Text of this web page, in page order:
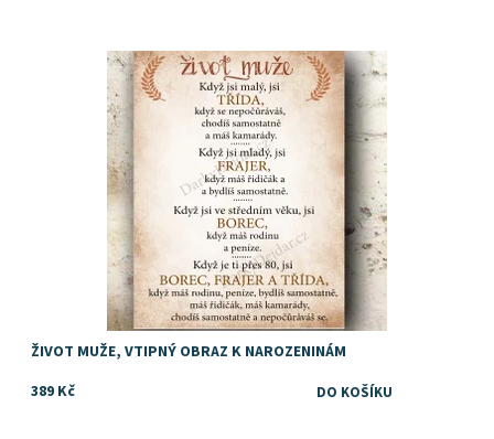
Tip na dárek k osmdesátinám
Dostupnost:
Skladem
ŽIVOT MUŽE, VTIPNÝ OBRAZ K NAROZENINÁM
389 Kč